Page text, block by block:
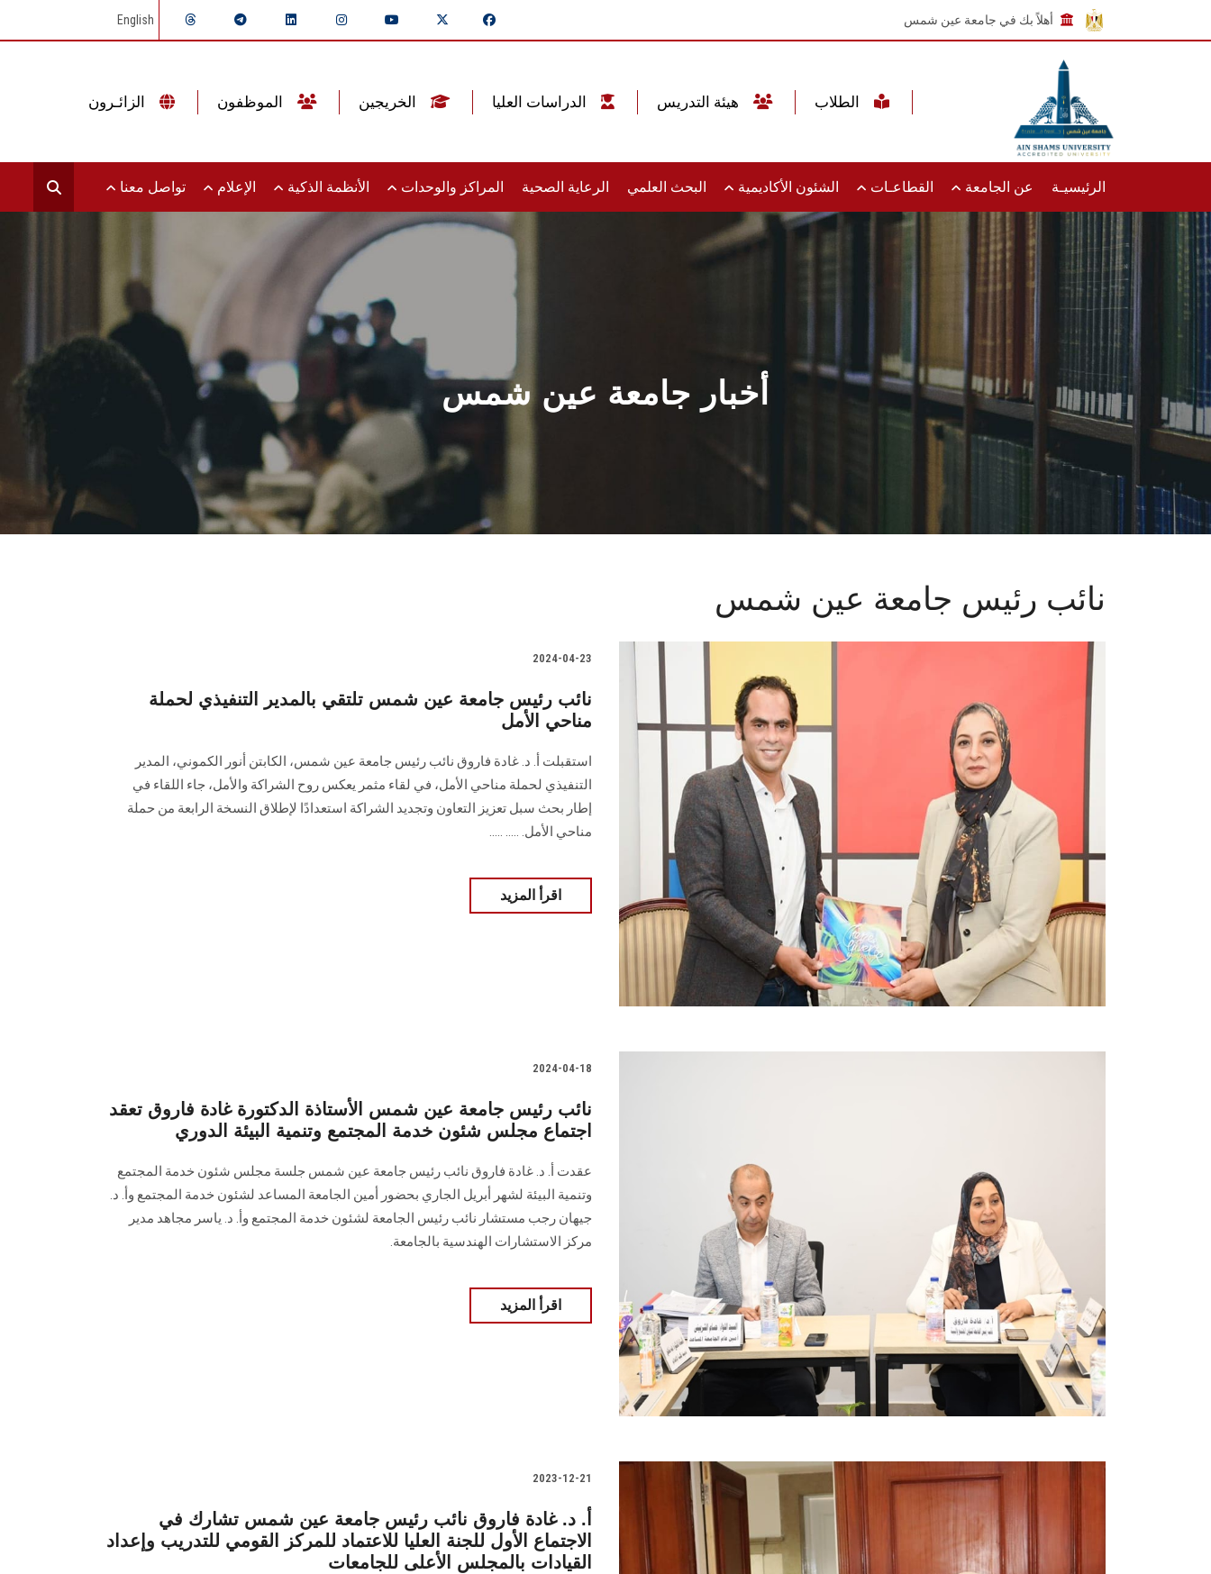
أهلاً بك في جامعة عين شمس English
الرئيسيـة عن الجامعة القطاعـات الشئون الأكاديمية البحث العلمي الرعاية الصحية المراكز والوحدات الأنظمة الذكية الإعلام تواصل معنا
أخبار جامعة عين شمس
نائب رئيس جامعة عين شمس
2024-04-23
نائب رئيس جامعة عين شمس تلتقي بالمدير التنفيذي لحملة
مناحي الأمل
استقبلت أ. د. غادة فاروق نائب رئيس جامعة عين شمس، الكابتن أنور الكموني، المدير
التنفيذي ‏لحملة مناحي الأمل، في لقاء مثمر يعكس روح الشراكة والأمل، جاء اللقاء في
إطار بحث سبل تعزيز التعاون وتجديد الشراكة استعدادًا لإطلاق النسخة الرابعة ‏من حملة
مناحي الأمل‎.‎ ..... .....
اقرأ المزيد
2024-04-18
نائب رئيس جامعة عين شمس الأستاذة الدكتورة غادة فاروق تعقد
اجتماع مجلس شئون خدمة المجتمع وتنمية البيئة الدوري
عقدت أ. د. غادة فاروق نائب رئيس جامعة عين شمس جلسة مجلس شئون خدمة المجتمع
‏وتنمية البيئة لشهر أبريل الجاري بحضور أمين الجامعة المساعد ‏لشئون خدمة المجتمع وأ. د.
جيهان رجب مستشار نائب رئيس الجامعة لشئون ‏خدمة المجتمع وأ. د. ياسر مجاهد مدير
مركز الاستشارات الهندسية بالجامعة‎.
اقرأ المزيد
2023-12-21
أ. د. غادة فاروق نائب رئيس جامعة عين شمس تشارك في
الاجتماع الأول للجنة العليا للاعتماد للمركز القومي للتدريب وإعداد
القيادات بالمجلس الأعلى للجامعات